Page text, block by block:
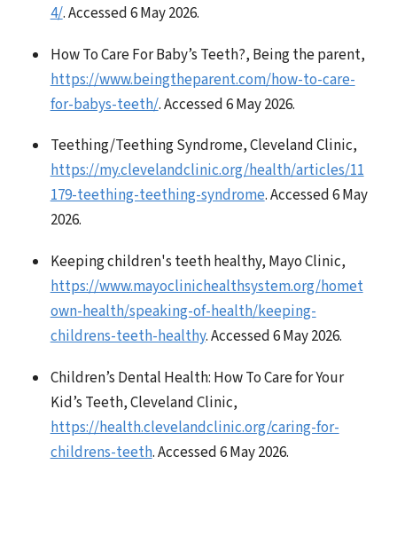
4/. Accessed 6 May 2026.
How To Care For Baby’s Teeth?, Being the parent,
https://www.beingtheparent.com/how-to-care-
for-babys-teeth/. Accessed 6 May 2026.
Teething/Teething Syndrome, Cleveland Clinic,
https://my.clevelandclinic.org/health/articles/11
179-teething-teething-syndrome. Accessed 6 May
2026.
Keeping children's teeth healthy, Mayo Clinic,
https://www.mayoclinichealthsystem.org/homet
own-health/speaking-of-health/keeping-
childrens-teeth-healthy. Accessed 6 May 2026.
Children’s Dental Health: How To Care for Your
Kid’s Teeth, Cleveland Clinic,
https://health.clevelandclinic.org/caring-for-
childrens-teeth. Accessed 6 May 2026.